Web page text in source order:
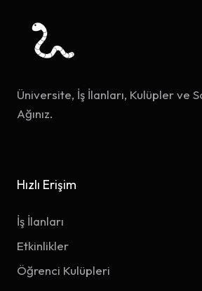
Üniversite, İş İlanları, Kulüpler ve
Ağınız.
Hızlı Erişim
İş İlanları
Etkinlikler
Öğrenci Kulüpleri